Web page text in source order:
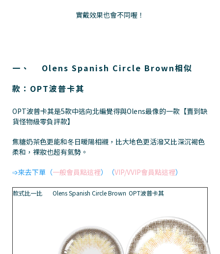
實戴效果也會不同喔！
一、 Olens Spanish Circle Brown相似
款：OPT波普卡其
OPT波普卡其是5款中逃向北編覺得與Olens最像的一款【賣到缺
貨怪物級零負評款】
焦糖奶茶色更能和冬日暖陽相襯，比大地色更活潑又比深沉褐色
柔和，裸妝也超有氣勢。
➩來去下單（一般會員點這裡）（VIP/VVIP會員點這裡）
款式比一比 Olens Spanish Circle Brown OPT波普卡其